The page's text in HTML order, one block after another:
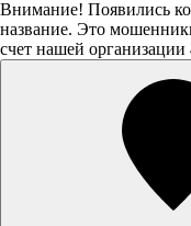
Внимание! Появились
название. Это
счет нашей